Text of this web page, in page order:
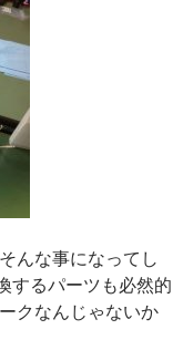
んな事になってし
するパーツも必然的
クなんじゃないか